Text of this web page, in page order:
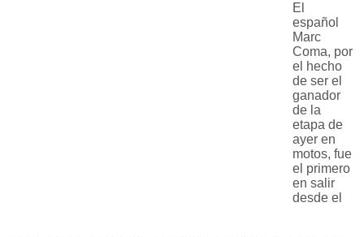
El
español
Marc
Coma, por
el hecho
de ser el
ganador
de la
etapa de
ayer en
motos, fue
el primero
en salir
desde el